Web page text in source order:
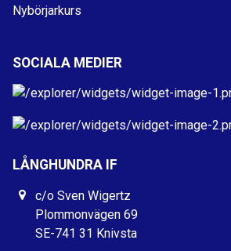
Nybörjarkurs
SOCIALA MEDIER
LÅNGHUNDRA IF
c/o Sven Wigertz
Plommonvägen 69
SE-741 31 Knivsta